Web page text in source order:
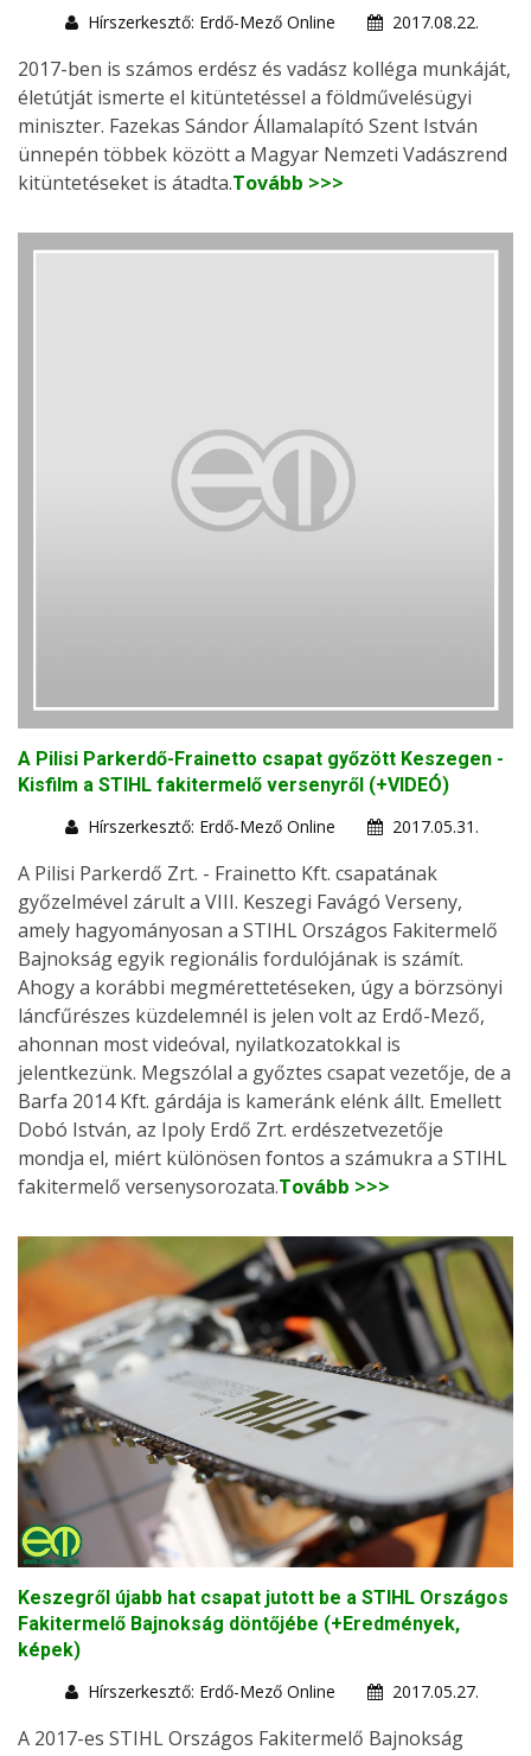
Hírszerkesztő: Erdő-Mező Online
2017.08.22.
2017-ben is számos erdész és vadász kolléga munkáját,
életútját ismerte el kitüntetéssel a földművelésügyi
miniszter. Fazekas Sándor Államalapító Szent István
ünnepén többek között a Magyar Nemzeti Vadászrend
kitüntetéseket is átadta.Tovább >>>
A Pilisi Parkerdő-Frainetto csapat győzött Keszegen -
Kisfilm a STIHL fakitermelő versenyről (+VIDEÓ)
Hírszerkesztő: Erdő-Mező Online
2017.05.31.
A Pilisi Parkerdő Zrt. - Frainetto Kft. csapatának
győzelmével zárult a VIII. Keszegi Favágó Verseny,
amely hagyományosan a STIHL Országos Fakitermelő
Bajnokság egyik regionális fordulójának is számít.
Ahogy a korábbi megmérettetéseken, úgy a börzsönyi
láncfűrészes küzdelemnél is jelen volt az Erdő-Mező,
ahonnan most videóval, nyilatkozatokkal is
jelentkezünk. Megszólal a győztes csapat vezetője, de a
Barfa 2014 Kft. gárdája is kameránk elénk állt. Emellett
Dobó István, az Ipoly Erdő Zrt. erdészetvezetője
mondja el, miért különösen fontos a számukra a STIHL
fakitermelő versenysorozata.Tovább >>>
Keszegről újabb hat csapat jutott be a STIHL Országos
Fakitermelő Bajnokság döntőjébe (+Eredmények,
képek)
Hírszerkesztő: Erdő-Mező Online
2017.05.27.
A 2017-es STIHL Országos Fakitermelő Bajnokság